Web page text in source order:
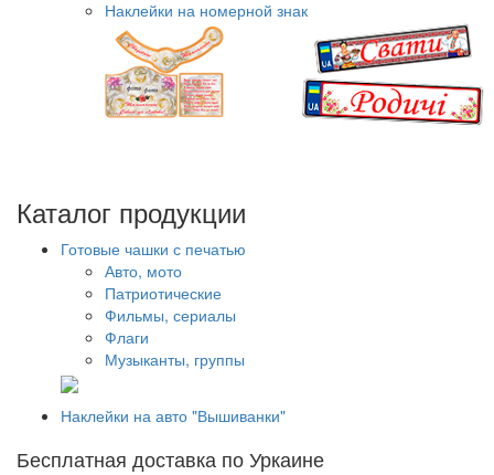
Наклейки на номерной знак
Каталог продукции
Готовые чашки с печатью
Авто, мото
Патриотические
Фильмы, сериалы
Флаги
Музыканты, группы
Наклейки на авто "Вышиванки"
Бесплатная доставка по Уркаине